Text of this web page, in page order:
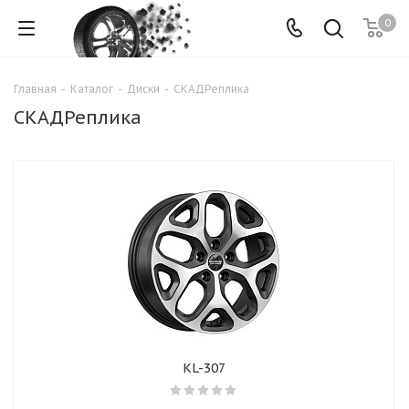
0
Главная - Каталог - Диски - СКАДРеплика
СКАДРеплика
KL-307